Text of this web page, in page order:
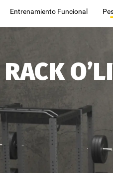
Entrenamiento Funcional
RACK